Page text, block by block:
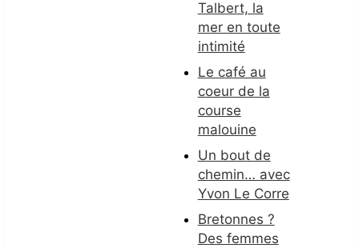
Talbert, la
mer en toute
intimité
Le café au
coeur de la
course
malouine
Un bout de
chemin… avec
Yvon Le Corre
Bretonnes ?
Des femmes